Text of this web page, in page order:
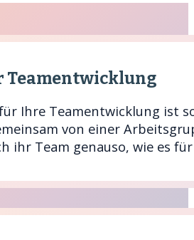
Teamentwicklung
Ihre Teamentwicklung ist
von einer
ihr Team genauso, wie es